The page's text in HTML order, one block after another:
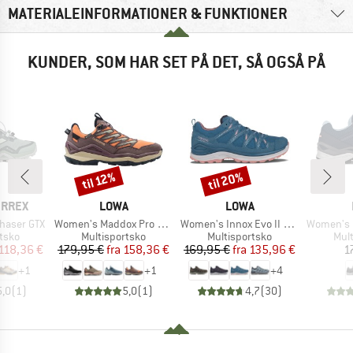
MATERIALEINFORMATIONER & FUNKTIONER
KUNDER, SOM HAR SET PÅ DET, SÅ OGSÅ PÅ
GTX
pris
€
+1
( 1)
MÆRKE
LOWA
Artikel
Women's Maddox Pro GTX LO
Produktgruppe
Multisportsko
Pris
179,95 € Nedsat pris
fra 158,36 €
+1
5,0( 1)
Rabat
til 12%
MÆRKE
LOWA
Artikel
Women's Innox Evo II GTX
Produktgruppe
Multisportsko
Pris
169,95 € Nedsat pris
fra 135,96 €
+4
4,7(30)
Rabat
til 20%
Artikel
Women's